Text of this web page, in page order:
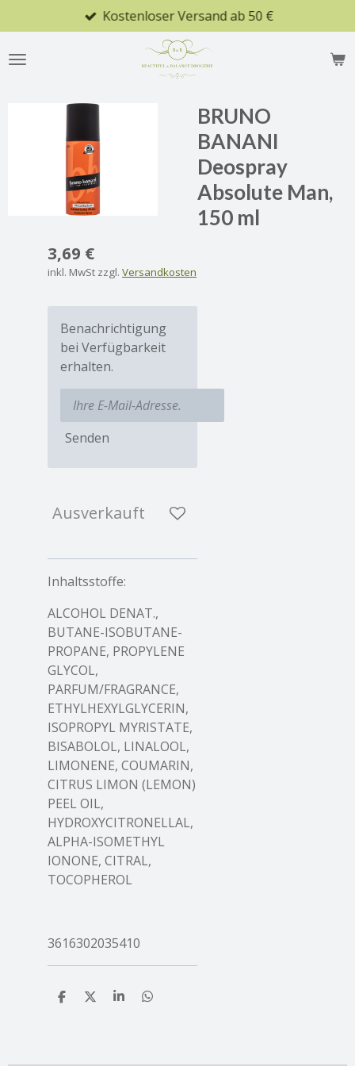
Hauptinhalt
springen
Kostenloser Versand ab 50 €
BRUNO
BANANI
Deospray
Absolute Man,
150 ml
3,69 €
inkl. MwSt zzgl. Versandkosten
Benachrichtigung
bei Verfügbarkeit
erhalten.
Senden
Ausverkauft
Inhaltsstoffe:
ALCOHOL DENAT.,
BUTANE-ISOBUTANE-
PROPANE, PROPYLENE
GLYCOL,
PARFUM/FRAGRANCE,
ETHYLHEXYLGLYCERIN,
ISOPROPYL MYRISTATE,
BISABOLOL, LINALOOL,
LIMONENE, COUMARIN,
CITRUS LIMON (LEMON)
PEEL OIL,
HYDROXYCITRONELLAL,
ALPHA-ISOMETHYL
IONONE, CITRAL,
TOCOPHEROL
3616302035410
T
T
T
T